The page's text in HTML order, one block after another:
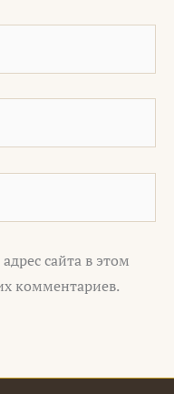
сайта в этом
комментариев.